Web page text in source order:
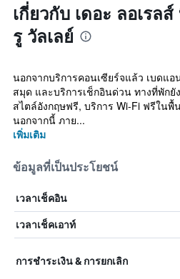
เกี่ยวกับ เดอะ ลอเรล
รู วัลเลย์
นอกจากบริการคอนเซียร์จแล้ว เบดแ
สมุด และบริการเช็กอินด่วน ทางที่พักยั
สไตล์อังกฤษฟรี, บริการ Wi-Fi ฟรีใน
นอกจากนี้ ภาย...
เพิ่มเติม
ข้อมูลที่เป็นประโยชน์
เวลาเช็คอิน
เวลาเช็คเอาท์
การชำระเงิน & การยกเลิก